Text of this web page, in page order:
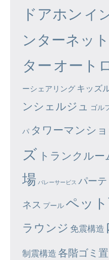
ドアホン イ
ンターネッ
ター オート
ーシェアリング キッズ
ンシェルジュ
ゴル
パ タワーマンシ
ズ トランクルー
場 バレーサービス パー
ネス プール ペッ
ラウンジ 免震構造
制震構造 各階ゴミ